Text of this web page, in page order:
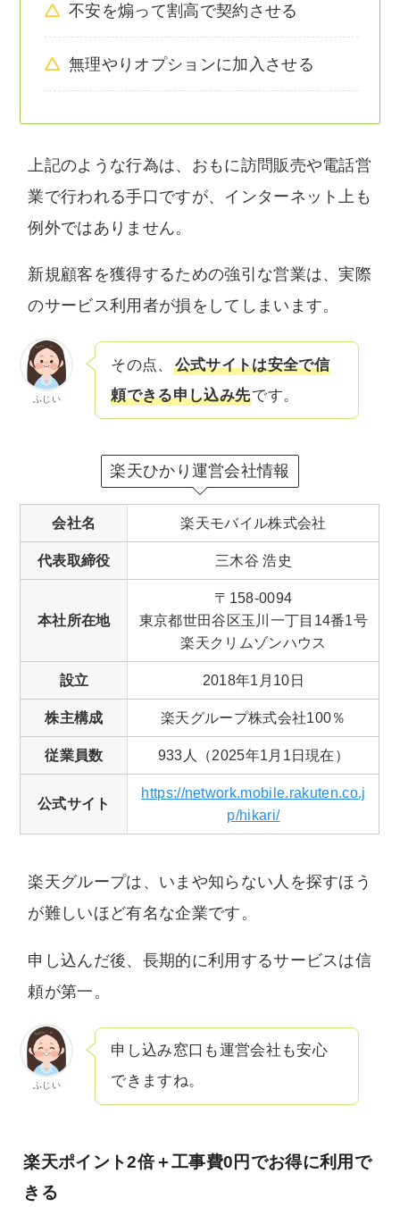
不安を煽って割高で契約させる
無理やりオプションに加入させる
上記のような行為は、おもに訪問販売や電話営
業で行われる手口ですが、インターネット上も
例外ではありません。
新規顧客を獲得するための強引な営業は、実際
のサービス利用者が損をしてしまいます。
ふじい
その点、
公式サイトは安全で信
頼できる申し込み先です。
楽天ひかり運営会社情報
会社名 楽天モバイル株式会社
代表取締役 三木谷 浩史
本社所在地
〒158-0094
東京都世田谷区玉川一丁目14番1号
楽天クリムゾンハウス
設立 2018年1月10日
株主構成 楽天グループ株式会社100％
従業員数 933人（2025年1月1日現在）
公式サイト
https://network.mobile.rakuten.co.j
p/hikari/
楽天グループは、いまや知らない人を探すほう
が難しいほど有名な企業です。
申し込んだ後、長期的に利用するサービスは信
頼が第一。
ふじい
申し込み窓口も運営会社も安心
できますね。
楽天ポイント2倍＋工事費0円でお得に利用で
きる